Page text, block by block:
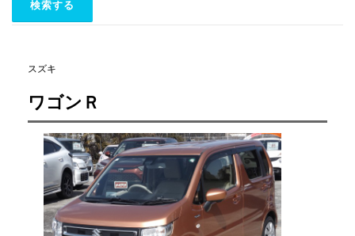
スズキ
ワゴンＲ